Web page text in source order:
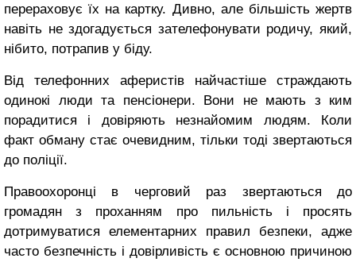
перераховує їх на картку. Дивно, але більшість жертв
навіть не здогадується зателефонувати родичу, який,
нібито, потрапив у біду.
Від телефонних аферистів найчастіше страждають
одинокі люди та пенсіонери. Вони не мають з ким
порадитися і довіряють незнайомим людям. Коли
факт обману стає очевидним, тільки тоді звертаються
до поліції.
Правоохоронці в черговий раз звертаються до
громадян з проханням про пильність і просять
дотримуватися елементарних правил безпеки, адже
часто безпечність і довірливість є основною причиною